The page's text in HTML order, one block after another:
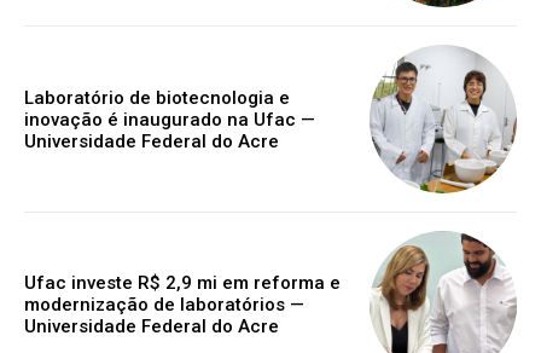
Laboratório de biotecnologia e
inovação é inaugurado na Ufac —
Universidade Federal do Acre
Ufac investe R$ 2,9 mi em reforma e
modernização de laboratórios —
Universidade Federal do Acre